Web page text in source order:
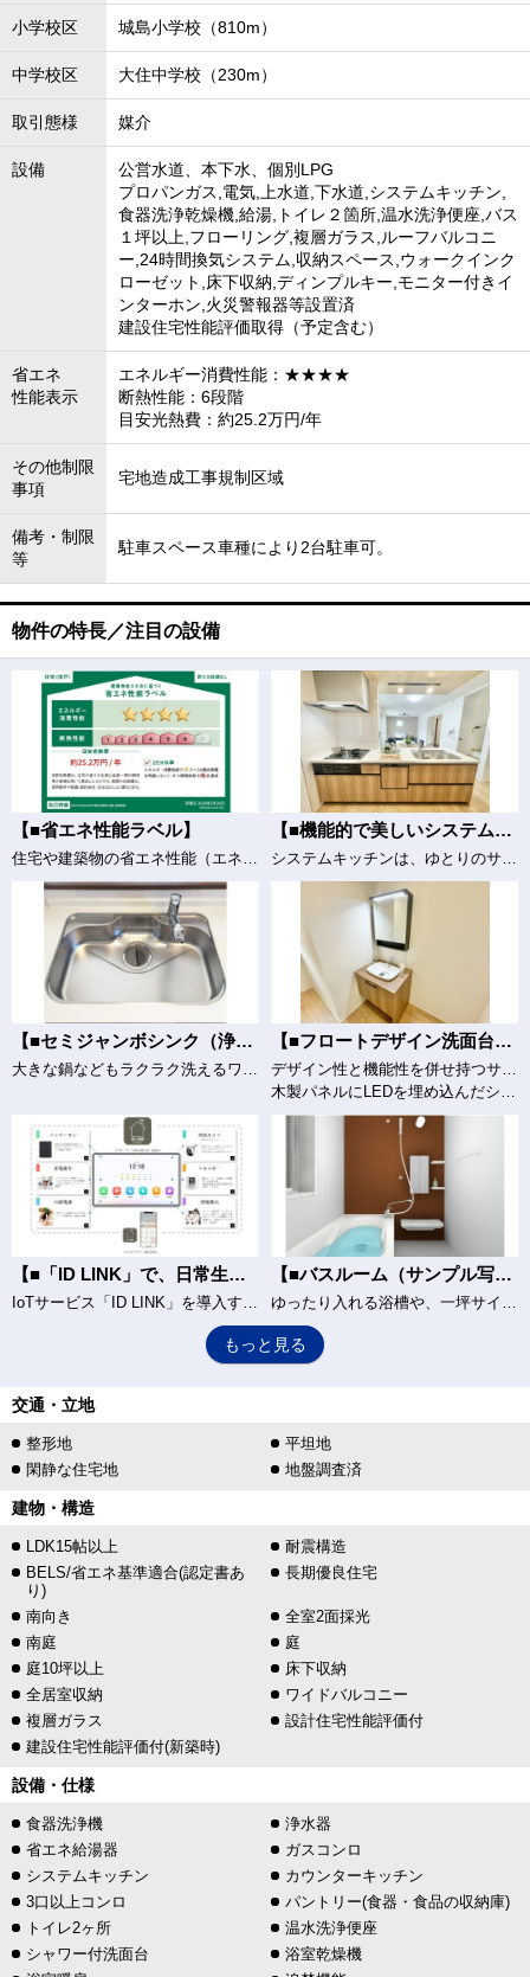
小学校区 城島小学校（810m）
中学校区 大住中学校（230m）
取引態様 媒介
設備
公営水道、本下水、個別LPG
プロパンガス,電気,上水道,下水道,システムキッチン,
食器洗浄乾燥機,給湯,トイレ２箇所,温水洗浄便座,バス
１坪以上,フローリング,複層ガラス,ルーフバルコニ
ー,24時間換気システム,収納スペース,ウォークインク
ローゼット,床下収納,ディンプルキー,モニター付きイ
ンターホン,火災警報器等設置済
建設住宅性能評価取得（予定含む）
省エネ
性能表示
エネルギー消費性能：★★★★
断熱性能：6段階
目安光熱費：約25.2万円/年
その他制限
事項
宅地造成工事規制区域
備考・制限
等
駐車スペース車種により2台駐車可。
物件の特長／注目の設備
【■省エネ性能ラベル】
住宅や建築物の省エネ性能（エネルギー消費性能・断熱性能）や目安光熱費などを、星の数やマークで分かりやすく表示し、消費者が性能を比較検討しやすくするためのラベルです。
【■機能的で美しいシステムキッチン（サンプル写真）】
システムキッチンは、ゆとりのサイズをセレクトしました。吊り戸には耐震ラッチ、キッチンカウンター下には大容量の収納スペースを確保。キッチンに立つことがますます快適になります。
【■セミジャンボシンク（浄水器付き水栓）（サンプル写真）】
大きな鍋などもラクラク洗えるワイドサイズ。水の音を抑える静音タイプを採用。排水口が奥なので水の流れもスムーズです。
【■フロートデザイン洗面台（サンプル写真）】
デザイン性と機能性を併せ持つサニタリー空間づくり
木製パネルにLEDを埋め込んだシンプルなライン照明
【■「ID LINK」で、日常生活をもっと便利に、もっと安心に。（サンプル写真）】
IoTサービス「ID LINK」を導入することで、タブレット・スマホアプリから様々な機能が利用できます。インターフォンや家電の操作だけでなく、安心をサポートする機能も充実しています。
【■バスルーム（サンプル写真）】
ゆったり入れる浴槽や、一坪サイズのゆとりの空間をご用意しました。明るいトーンの色調は、シンプルで衛生的な空間を演出。キッチンとの通話機能を備えた操作コントローラーもありコミュニケーションも充実。一日の疲れを癒してくれるくつろぎのバスタイムをお届けします。
もっと見る
交通・立地
整形地
平坦地
閑静な住宅地
地盤調査済
建物・構造
LDK15帖以上
耐震構造
BELS/省エネ基準適合(認定書あ
り)
長期優良住宅
南向き
全室2面採光
南庭
庭
庭10坪以上
床下収納
全居室収納
ワイドバルコニー
複層ガラス
設計住宅性能評価付
建設住宅性能評価付(新築時)
設備・仕様
食器洗浄機
浄水器
省エネ給湯器
ガスコンロ
システムキッチン
カウンターキッチン
3口以上コンロ
パントリー(食器・食品の収納庫)
トイレ2ヶ所
温水洗浄便座
シャワー付洗面台
浴室乾燥機